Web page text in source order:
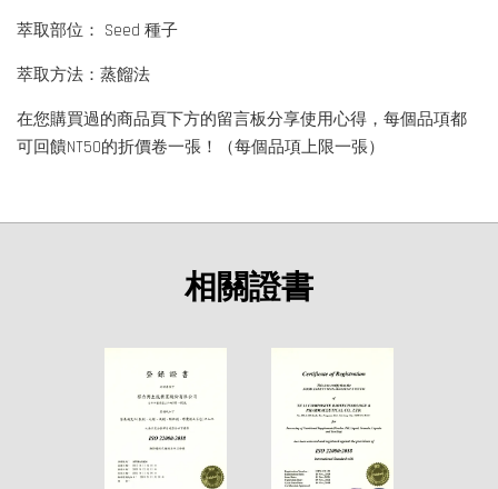
萃取部位： Seed 種子
萃取方法：蒸餾法
在您購買過的商品頁下方的留言板分享使用心得，每個品項都
可回饋NT50的折價卷一張！（每個品項上限一張）
相關證書